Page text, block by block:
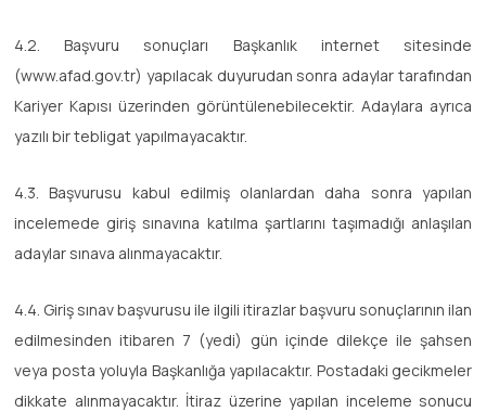
4.2. Başvuru sonuçları Başkanlık internet sitesinde
(www.afad.gov.tr) yapılacak duyurudan sonra adaylar tarafından
Kariyer Kapısı üzerinden görüntülenebilecektir. Adaylara ayrıca
yazılı bir tebligat yapılmayacaktır.
4.3. Başvurusu kabul edilmiş olanlardan daha sonra yapılan
incelemede giriş sınavına katılma şartlarını taşımadığı anlaşılan
adaylar sınava alınmayacaktır.
4.4. Giriş sınav başvurusu ile ilgili itirazlar başvuru sonuçlarının ilan
edilmesinden itibaren 7 (yedi) gün içinde dilekçe ile şahsen
veya posta yoluyla Başkanlığa yapılacaktır. Postadaki gecikmeler
dikkate alınmayacaktır. İtiraz üzerine yapılan inceleme sonucu